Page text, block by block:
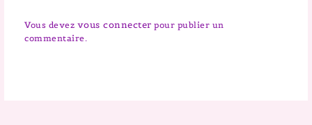
Vous devez vous connecter pour publier un
commentaire.